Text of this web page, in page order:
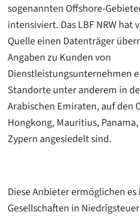
sogenannten Offshore-
intensiviert. Das LBF NRW hat
Quelle einen Datenträger
Angaben zu Kunden von
Dienstleistungsunternehmen
Standorte unter anderem in
Arabischen Emiraten, auf den
Hongkong, Mauritius,
Zypern angesiedelt sind.
Diese Anbieter ermöglichen
Gesellschaften in